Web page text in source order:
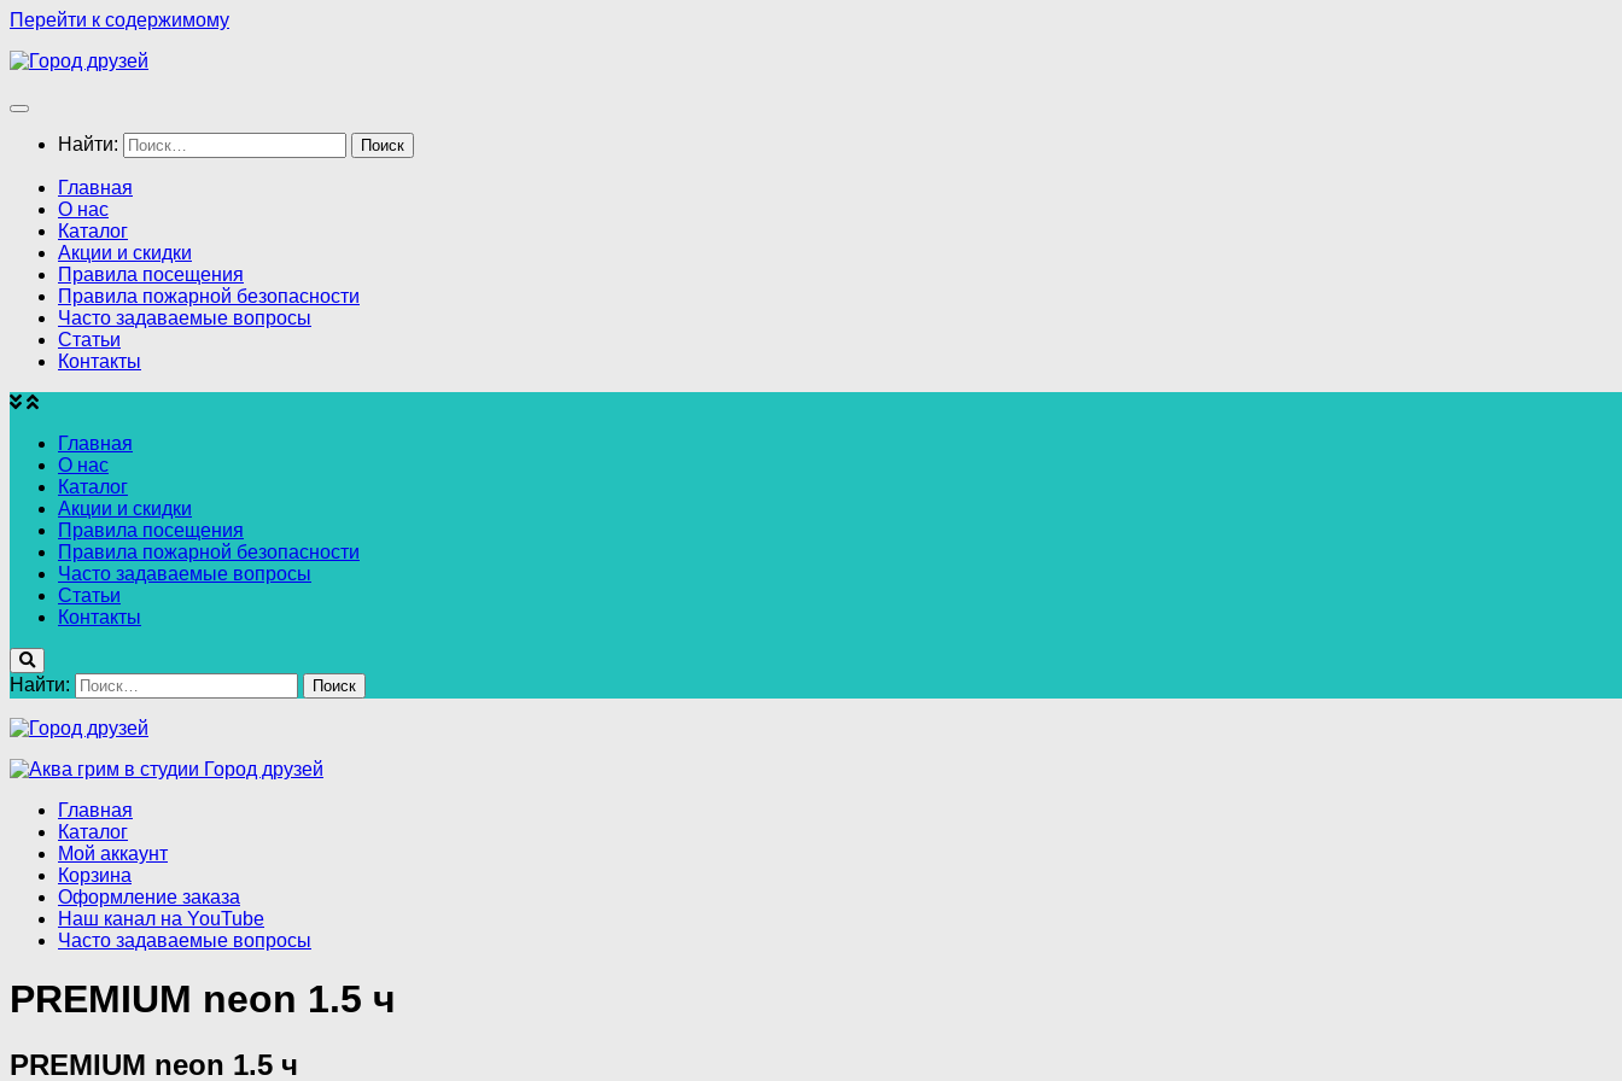
Перейти к содержимому
Найти:
Главная
О нас
Каталог
Акции и скидки
Правила посещения
Правила пожарной безопасности
Часто задаваемые вопросы
Статьи
Контакты
Главная
О нас
Каталог
Акции и скидки
Правила посещения
Правила пожарной безопасности
Часто задаваемые вопросы
Статьи
Контакты
Найти:
Главная
Каталог
Мой аккаунт
Корзина
Оформление заказа
Наш канал на YouTube
Часто задаваемые вопросы
PREMIUM neon 1.5 ч
PREMIUM neon 1.5 ч